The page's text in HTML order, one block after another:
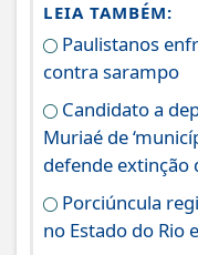
LEIA TAMBÉM:
Paulistanos
contra sarampo
Candidato a
Muriaé de
defende extinção
Porciúncula
no Estado do Rio